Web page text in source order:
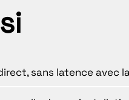
sans latence avec